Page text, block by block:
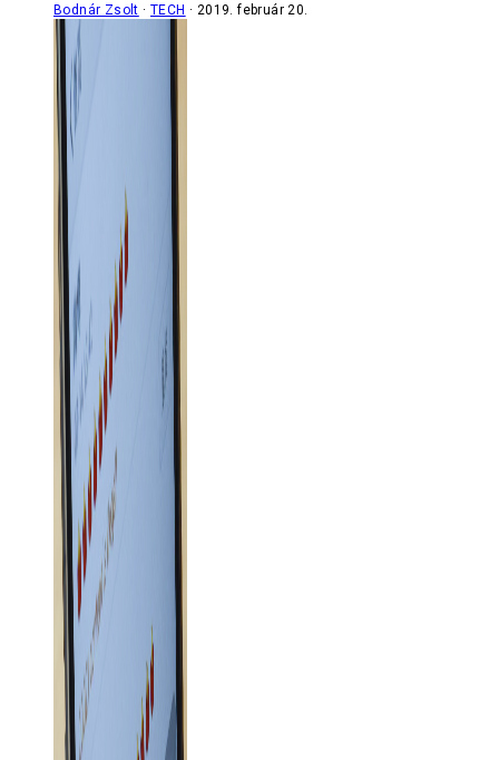
Bodnár Zsolt TECH 2019. február 20.